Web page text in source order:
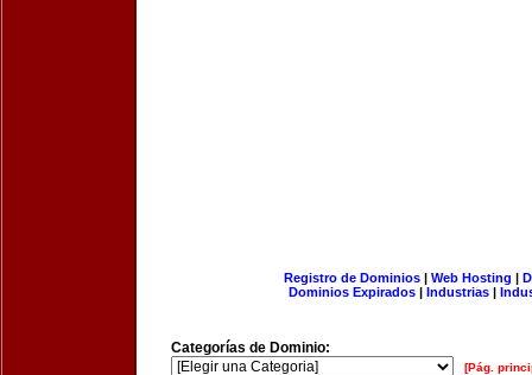
Registro de Dominios| Web Hosting |
Dominios Expirados | Industrias |
Categorías de Dominio:
[Pág.